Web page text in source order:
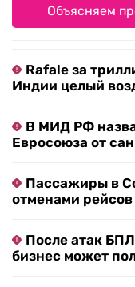
Объясняем
Rafale за
Индии целый
В МИД РФ
Евросоюза от
Пассажиры в
отменами
После атак
бизнес может